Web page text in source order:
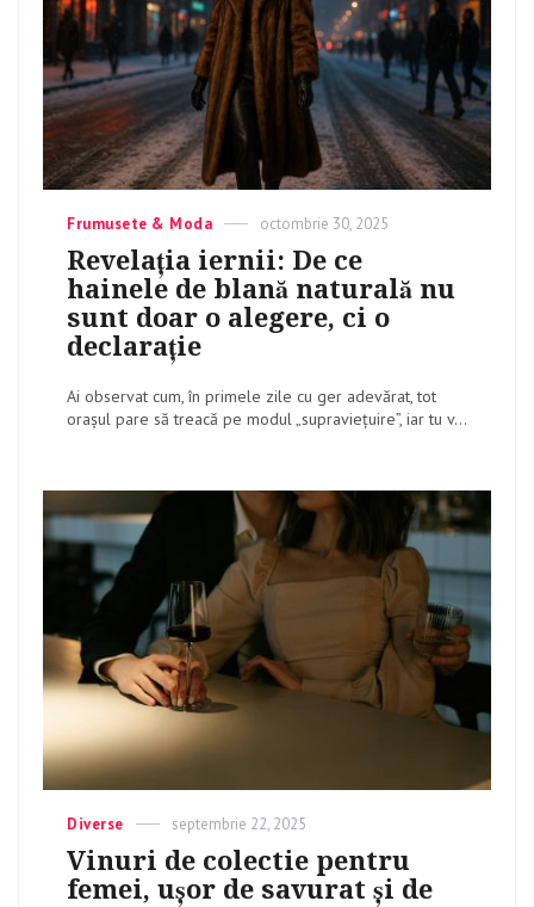
Categories
Frumusete & Moda
Posted
on
octombrie 30, 2025
Revelația iernii: De ce
hainele de blană naturală nu
sunt doar o alegere, ci o
declarație
Ai observat cum, în primele zile cu ger adevărat, tot
orașul pare să treacă pe modul „supraviețuire”, iar tu v...
Categories
Diverse
Posted
on
septembrie 22, 2025
Vinuri de colectie pentru
femei, ușor de savurat și de